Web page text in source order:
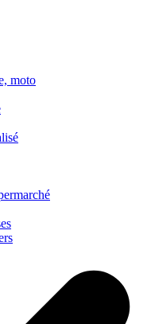
moto